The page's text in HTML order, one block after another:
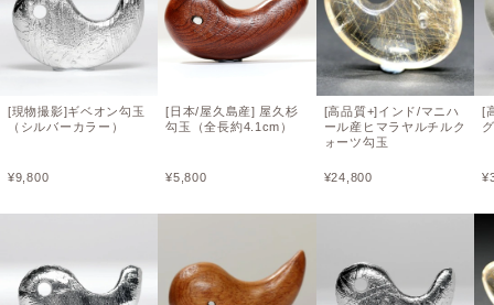
[現物撮影]ギベオン勾玉
（シルバーカラー）
¥9,800
[日本/屋久島産] 屋久杉
勾玉（全長約4.1cm）
¥5,800
[高品質+]インド/マニハ
ール産ヒマラヤルチルク
ォーツ勾玉
¥24,800
[
¥